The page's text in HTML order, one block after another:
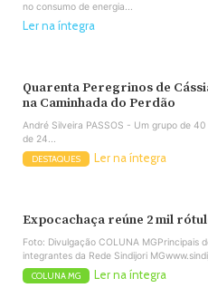
no consumo de energia...
Ler na íntegra
Quarenta Peregrinos de
na Caminhada do Perdão
André Silveira PASSOS - Um grupo de
de 24...
DESTAQUES Ler na íntegra
Expocachaça reúne 2 mil
Foto: Divulgação COLUNA MGPrincipais
integrantes da Rede Sindijori
COLUNA MG Ler na íntegra